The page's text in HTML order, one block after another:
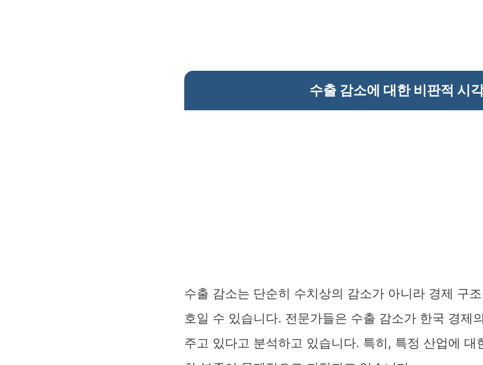
수출 감소에 대한 비판적 시
수출 감소는 단순히 수치상의 감소가 아니라 경제 구
호일 수 있습니다. 전문가들은 수출 감소가 한국 경제
주고 있다고 분석하고 있습니다. 특히, 특정 산업에 대